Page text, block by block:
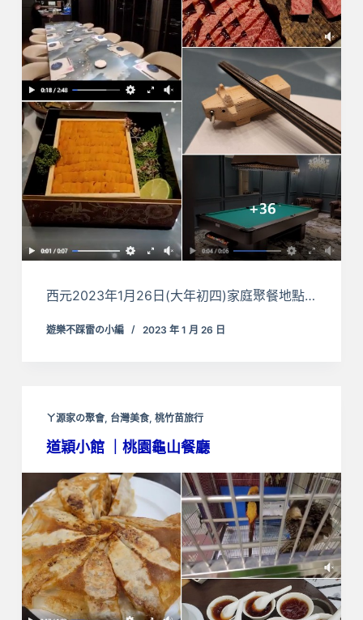
西元2023年1月26日(大年初四)家庭聚餐地點…
遊樂不踩雷の小編 2023 年 1 月 26 日
ㄚ源家の聚會, 台灣美食, 桃竹苗旅行
道穎小館 ｜桃園龜山餐廳